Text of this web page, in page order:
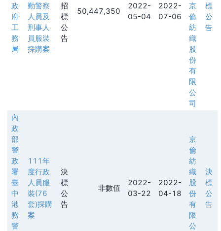
政
府
工
務
局
勤警察
人員及
刑事人
員服裝
採購案
招
標
公
告
50,447,350
2022-
05-04
2022-
07-06
京
倫
紡
織
股
份
有
限
公
司
標
公
告
內
政
部
警
政
署
臺
中
港
務
警
111年
度行政
人員服
裝(76
套)採購
案
決
標
公
告
非數值
2022-
03-22
2022-
04-18
京
倫
紡
織
股
份
有
限
公
決
標
公
告